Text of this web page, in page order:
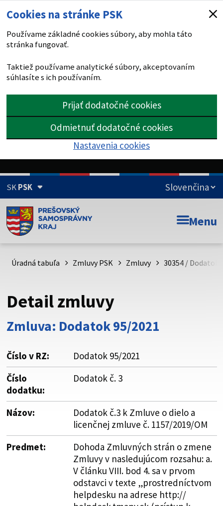
Cookies na stránke PSK
Používame základné cookies súbory, aby mohla táto
stránka fungovať.
Taktiež používame analytické súbory, akceptovaním
súhlasíte s ich používaním.
Prijať dodatočné cookies
Odmietnuť dodatočné cookies
Nastavenia cookies
SKPSK
Doména psk.sk je oficiálna
Toto je oficiálna webová stránka Prešovského
psk.sk.
Buďte pozorní a vždy sa uistite, že zdieľate informácie iba
cez zabezpečenú webovú stránku. Zabezpečená stránka
vždy začína https:// pred názvom domény webového sídla.
Menu
Úradná tabuľa Zmluvy PSK Zmluvy 30354 / Dodatok
Detail zmluvy
Zmluva: Dodatok 95/2021
Číslo v RZ:
Dodatok 95/2021
Číslo
dodatku:
Dodatok č. 3
Názov:
Dodatok č.3 k Zmluve o dielo a
licenčnej zmluve č. 1157/2019/OM
Predmet:
Dohoda Zmluvných strán o zmene
Zmluvy v nasledujúcom rozsahu: a.
V článku VIII. bod 4. sa v prvom
odstavci v texte „prostredníctvom
helpdesku na adrese http://